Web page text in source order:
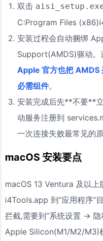
双击
C:Program Files
安装过程会自动捆绑
Support(AMDS)驱动
Apple 官方也把
必需组件。
安装完成后先**不要**
动服务注册到
一次连接失败最常见的原
macOS 安装要点
macOS 13 Ventura 及以上
i4Tools.app 到”应用程序”
拦截,需要到”系统设置 → 隐
Apple Silicon(M1/M2/M3)